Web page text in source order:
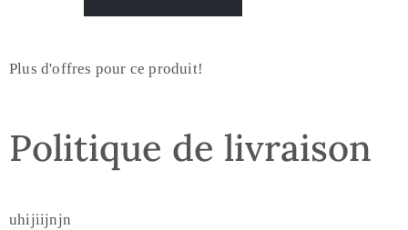
Plus d'offres pour ce produit!
Politique de livraison
uhijiijnjn